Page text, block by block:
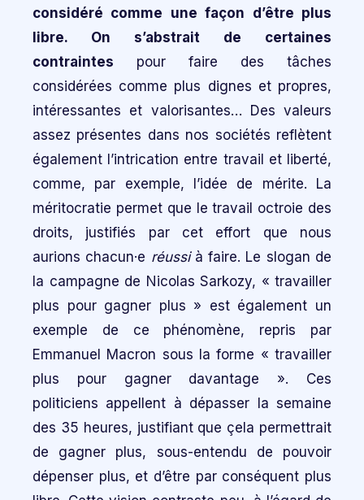
considéré comme une façon d’être plus
libre. On s’abstrait de certaines
contraintes pour faire des tâches
considérées comme plus dignes et propres,
intéressantes et valorisantes… Des valeurs
assez présentes dans nos sociétés reflètent
également l’intrication entre travail et liberté,
comme, par exemple, l’idée de mérite. La
méritocratie permet que le travail octroie des
droits, justifiés par cet effort que nous
aurions chacun·e réussià faire. Le slogan de
la campagne de Nicolas Sarkozy, « travailler
plus pour gagner plus » est également un
exemple de ce phénomène, repris par
Emmanuel Macron sous la forme « travailler
plus pour gagner davantage ». Ces
politiciens appellent à dépasser la semaine
des 35 heures, justifiant que çela permettrait
de gagner plus, sous-entendu de pouvoir
dépenser plus, et d’être par conséquent plus